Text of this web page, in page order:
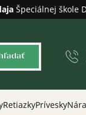
Špeciálnej škole
RetiazkyPrívesky